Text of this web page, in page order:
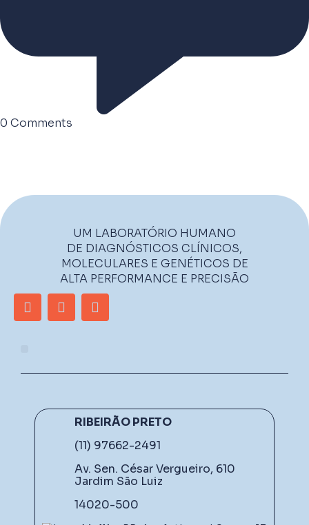
0 Comments
UM LABORATÓRIO HUMANO
DE DIAGNÓSTICOS CLÍNICOS,
MOLECULARES E GENÉTICOS DE
ALTA PERFORMANCE E PRECISÃO
RIBEIRÃO PRETO
(11) 97662-2491
Av. Sen. César Vergueiro, 610
Jardim São Luiz
14020-500